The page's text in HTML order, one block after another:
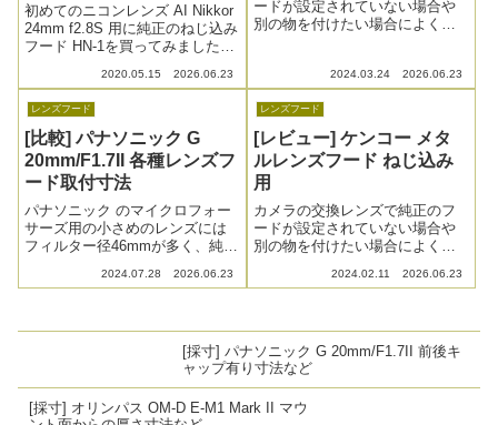
初めてのニコンレンズ AI Nikkor
24mm f2.8S 用に純正のねじ込み
フード HN-1を買ってみました。
にするのでフードに付くレンズ
キャップも用意。
2020.05.15 2026.06.23
ードが設定されていない場合や
別の物を付けたい場合によく使
り上げてみます。
2024.03.24 2026.06.23
レンズフード
[比較] パナソニック G
20mm/F1.7II 各種レンズフ
ード取付寸法
パナソニック のマイクロフォー
サーズ用の小さめのレンズには
フィルター径46mmが多く、純正
題があったりするのでねじ込み
えして寸法も測ってみました。
今回は G 20mm / F1.7II です。
2024.07.28 2026.06.23
レンズフード
[レビュー] ケンコー メタ
ルレンズフード ねじ込み
用
カメラの交換レンズで純正のフ
ードが設定されていない場合や
別の物を付けたい場合によく使
入手しやすいケンコーの製品を
2024.02.11 2026.06.23
[採寸] パナソニック G 20mm/F1.7II 前後キ
ャップ有り寸法など
[採寸] オリンパス OM-D E-M1 Mark II マウ